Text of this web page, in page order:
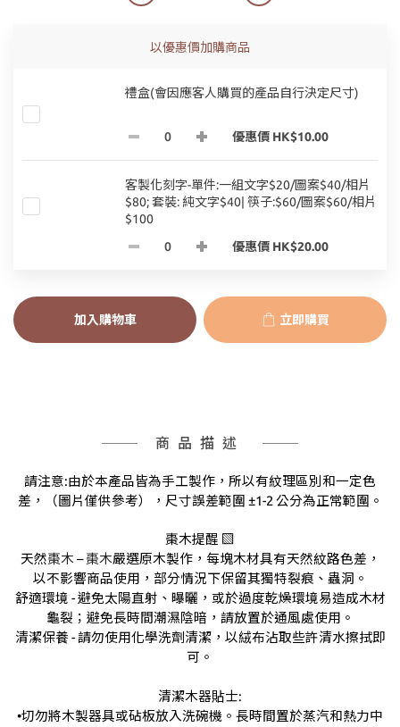
以優惠價加購商品
禮盒(會因應客人購買的產品自行決定尺寸)
優惠價 HK$10.00
客製化刻字-單件:一組文字$20/圖案$40/相片
$80; 套裝: 純文字$40| 筷子:$60/圖案$60/相片
$100
優惠價 HK$20.00
加入購物車 立即購買
商品描述
請注意:由於本產品皆為手工製作，所以有紋理區別和一定色
差，（圖片僅供參考），尺寸誤差範圍 ±1-2 公分為正常範圍。
棗木提醒 ▧
天然棗木 –棗木嚴選原木製作，每塊木材具有天然紋路色差，
以不影響商品使用，部分情況下保留其獨特裂痕、蟲洞。
舒適環境 -避免太陽直射、曝曬，或於過度乾燥環境易造成木材
龜裂；避免長時間潮濕陰暗，請放置於通風處使用。
清潔保養 -請勿使用化學洗劑清潔，以絨布沾取些許清水擦拭即
可。
清潔木器貼士:
•切勿將木製器具或砧板放入洗碗機。長時間置於蒸汽和熱力中